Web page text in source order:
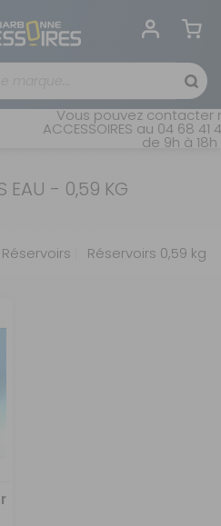
Vous pouvez contacter
ACCESSOIRES au 04 68
de 9h à
EAU - 0,59 KG
Réservoirs Réservoirs 0,59 kg